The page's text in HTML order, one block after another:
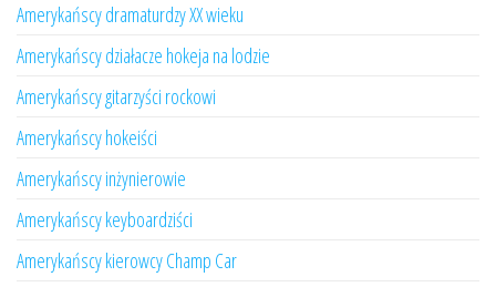
Amerykańscy dramaturdzy XX wieku
Amerykańscy działacze hokeja na lodzie
Amerykańscy gitarzyści rockowi
Amerykańscy hokeiści
Amerykańscy inżynierowie
Amerykańscy keyboardziści
Amerykańscy kierowcy Champ Car